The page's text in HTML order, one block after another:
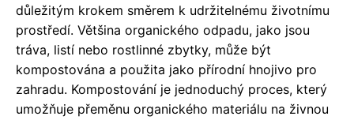
důležitým krokem směrem k udržitelnému životnímu
prostředí. Většina organického odpadu, jako jsou
tráva, listí nebo rostlinné zbytky, může být
kompostována a použita jako přírodní hnojivo pro
zahradu. Kompostování je jednoduchý proces, který
umožňuje přeměnu organického materiálu na živnou